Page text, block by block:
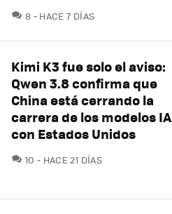
8 COMENTARIOS
HACE 7 DÍAS
Kimi K3 fue solo el aviso:
Qwen 3.8 confirma que
China está cerrando la
carrera de los modelos IA
con Estados Unidos
10 COMENTARIOS
HACE 21 DÍAS